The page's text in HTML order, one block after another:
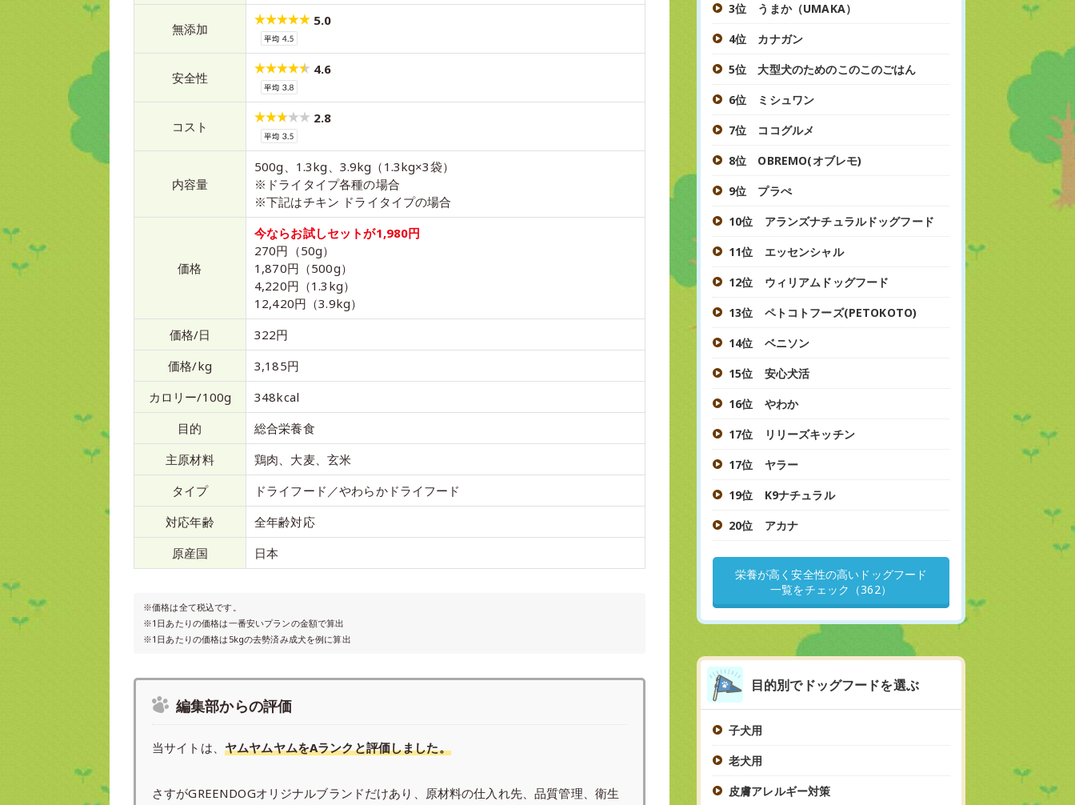
無添加
5.0
安全性
4.6
コスト
2.8
内容量
500g、1.3kg、3.9kg（1.3kg×3袋）
※ドライタイプ各種の場合
※下記はチキン ドライタイプの場合
価格
今ならお試しセットが1,980円
270円（50g）
1,870円（500g）
4,220円（1.3kg）
12,420円（3.9kg）
価格/日
322円
価格/kg
3,185円
カロリー/100g
348kcal
目的
総合栄養食
主原材料
鶏肉、大麦、玄米
タイプ
ドライフード／やわらかドライフード
対応年齢
全年齢対応
原産国
日本
※価格は全て税込です。
※1日あたりの価格は一番安いプランの金額で算出
※1日あたりの価格は5kgの去勢済み成犬を例に算出
編集部からの評価
当サイトは、 ヤムヤムヤムをAランクと評価しました。
さすがGREENDOGオリジナルブランドだけあり、原材料の仕入れ先、品質管理、衛生
3位 うまか（UMAKA）
4位 カナガン
5位 大型犬のためのこのこのごはん
6位 ミシュワン
7位 ココグルメ
8位 OBREMO(オブレモ)
9位 プラぺ
10位 アランズナチュラルドッグフード
11位 エッセンシャル
12位 ウィリアムドッグフード
13位 ペトコトフーズ(PETOKOTO)
14位 ベニソン
15位 安心犬活
16位 やわか
17位 リリーズキッチン
17位 ヤラー
19位 K9ナチュラル
20位 アカナ
栄養が高く安全性の高いドッグフード
一覧をチェック（362）
目的別でドッグフードを選ぶ
子犬用
老犬用
皮膚アレルギー対策